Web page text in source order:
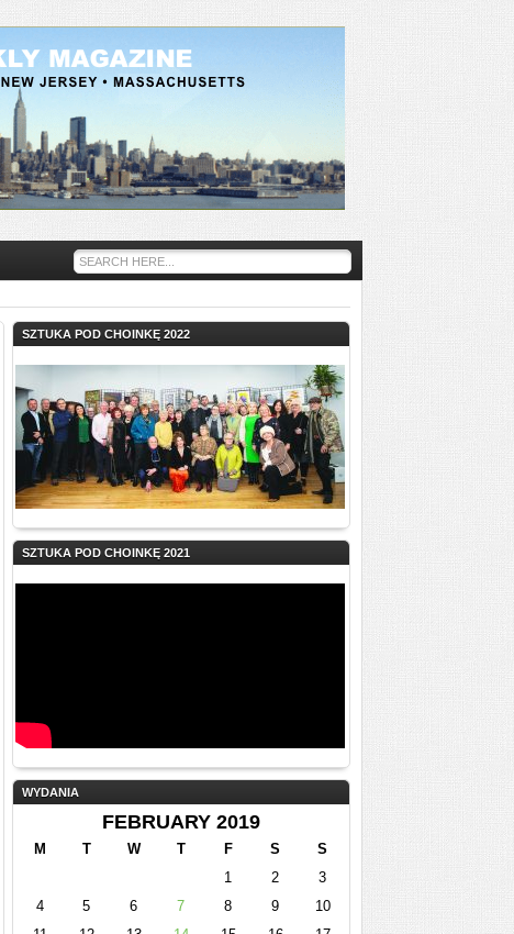
SZTUKA POD CHOINKĘ 2022
SZTUKA POD CHOINKĘ 2021
WYDANIA
FEBRUARY 2019
M T W T F S S
1 2
3
4
5 6 7 8 9
10